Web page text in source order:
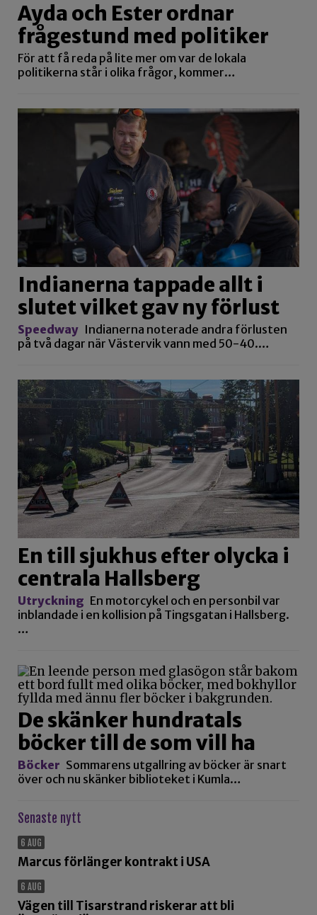
Ayda och Ester ordnar
frågestund med politiker
För att få reda på lite mer om var de lokala
politikerna står i olika frågor, kommer…
Indianerna tappade allt i
slutet vilket gav ny förlust
Speedway Indianerna noterade andra förlusten
på två dagar när Västervik vann med 50-40.…
En till sjukhus efter olycka i
centrala Hallsberg
Utryckning En motorcykel och en personbil var
inblandade i en kollision på Tingsgatan i Hallsberg.
…
De skänker hundratals
böcker till de som vill ha
Böcker Sommarens utgallring av böcker är snart
över och nu skänker biblioteket i Kumla…
Senaste nytt
6 AUG
Marcus förlänger kontrakt i USA
6 AUG
Vägen till Tisarstrand riskerar att bli